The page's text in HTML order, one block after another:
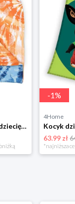
Nicol Dwustronny koc dziecięcy Tomi, 74 x 74 cm 4-Home
-1%
4Home
63.99 zł
*najniższa